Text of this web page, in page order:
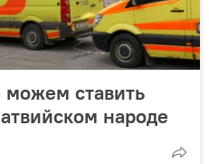
ставить
народе